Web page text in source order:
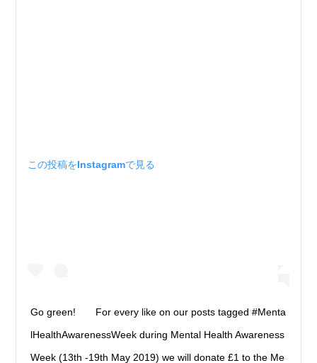
この投稿をInstagramで見る
Go green!⠀ ⠀ For every like on our posts tagged #Menta
lHealthAwarenessWeek during Mental Health Awareness
Week (13th -19th May 2019) we will donate £1 to the Me